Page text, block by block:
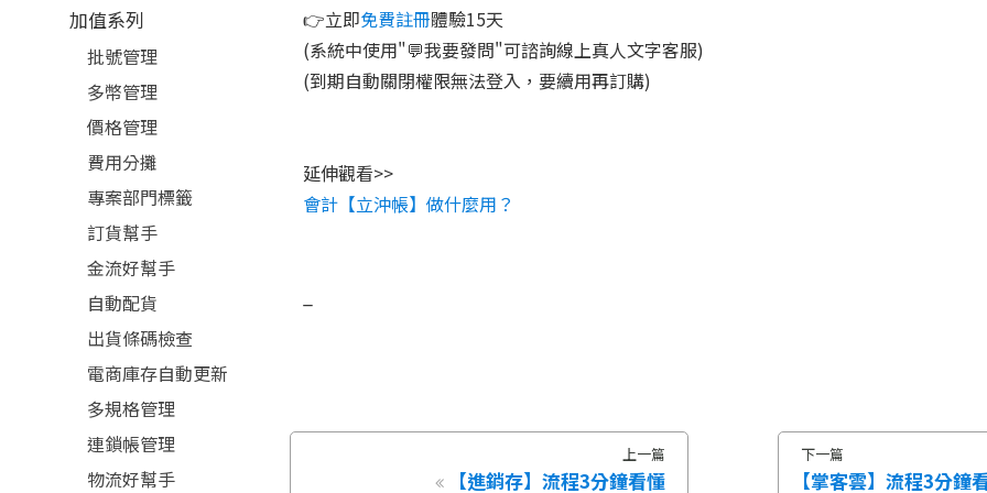
加值系列
批號管理
多幣管理
價格管理
費用分攤
專案部門標籤
訂貨幫手
金流好幫手
自動配貨
出貨條碼檢查
電商庫存自動更新
多規格管理
連鎖帳管理
物流好幫手
👉立即免費註冊體驗15天
(系統中使用"💬我要發問"可諮詢線上真人文字客服)
(到期自動關閉權限無法登入，要續用再訂購)
延伸觀看>>
會計【立沖帳】做什麼用？
上一篇
【進銷存】流程3分鐘看懂
下一篇
【掌客雲】流程3分鐘